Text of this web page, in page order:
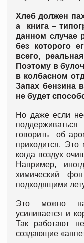
Хлеб должен
а книга –
данном случае
без которого
всего,
Поэтому в
в колбасном
Запах бензина
не будет
Но даже если
говорить об
приходится. Это
когда воздух
Например,
химический
подходящими
Это можно
усиливается и
Так работают
создающие